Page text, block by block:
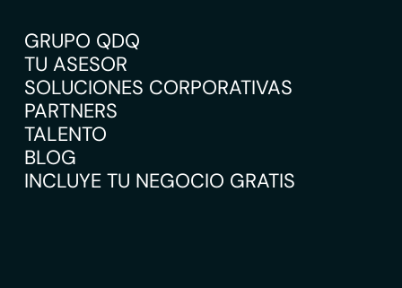
GRUPO QDQ
TU ASESOR
SOLUCIONES CORPORATIVAS
PARTNERS
TALENTO
BLOG
INCLUYE TU NEGOCIO GRATIS